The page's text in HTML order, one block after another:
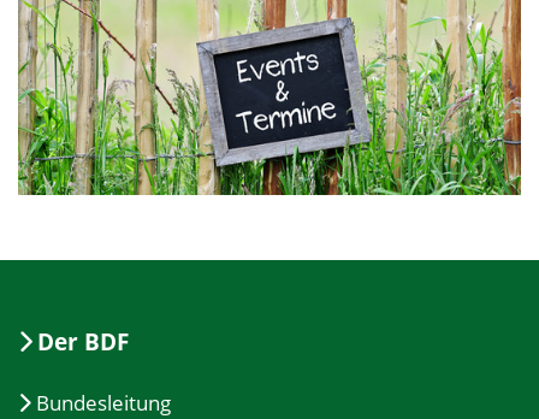
Der BDF
Bundesleitung